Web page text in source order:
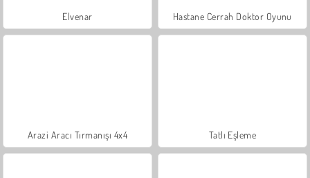
Elvenar Hastane Cerrah Doktor Oyunu
Arazi Aracı Tırmanışı 4x4 Tatlı Eşleme